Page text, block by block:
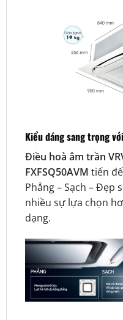
Kiểu dáng sang trọng
Điều hoà âm trần
FXFSQ50AVM tiến
Phẳng – Sạch – Đẹp
nhiều sự lựa chọn
dạng.